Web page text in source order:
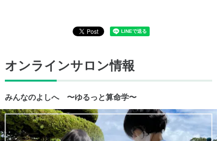
オンラインサロン情報
みんなのよしへ 〜ゆるっと算命学〜